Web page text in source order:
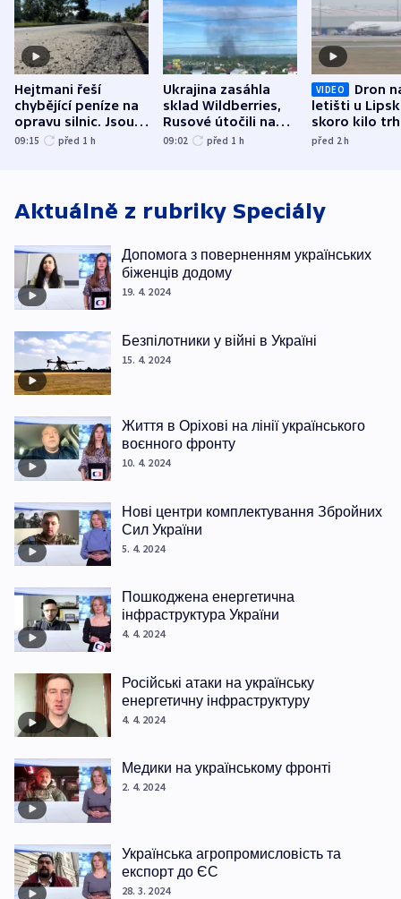
Hejtmani řeší
chybějící peníze na
opravu silnic. Jsou
nenárokové, namítá
09:15 před 1 h
Ukrajina zasáhla
sklad Wildberries,
Rusové útočili na
trh, hasiče či
09:02 před 1 h
VIDEO
Dron
letišti u
skoro kilo
indicie
před 2h
Aktuálně z rubriky Speciály
Допомога з поверненням українських
біженців додому
19. 4. 2024
Безпілотники у війні в Україні
15. 4. 2024
Життя в Оріхові на лінії українського
воєнного фронту
10. 4. 2024
Нові центри комплектування Збройних
Сил України
5. 4. 2024
Пошкоджена енергетична
інфраструктура України
4. 4. 2024
Російські атаки на українську
енергетичну інфраструктуру
4. 4. 2024
Медики на українському фронті
2. 4. 2024
Українська агропромисловість та
експорт до ЄС
28. 3. 2024